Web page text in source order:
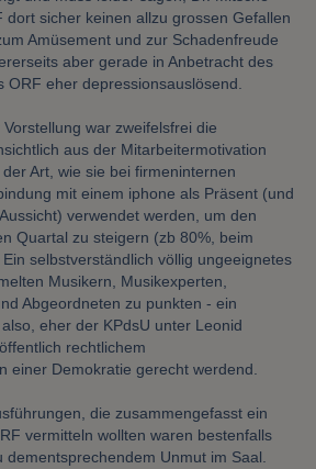
dort sicher keinen allzu grossen Gefallen
Amüsement und zur Schadenfreude
aber gerade in Anbetracht des
ORF eher depressionsauslösend.
war zweifelsfrei die
aus der Mitarbeitermotivation
Art, wie sie bei firmeninternen
mit einem iphone als Präsent (und
verwendet werden, um den
Quartal zu steigern (zb 80%, beim
selbstverständlich völlig ungeeignetes
Musikern, Musikexperten,
Abgeordneten zu punkten - ein
eher der KPdsU unter Leonid
rechtlichem
einer Demokratie gerecht werdend.
die zusammengefasst ein
vermitteln wollten waren bestenfalls
dementsprechendem Unmut im Saal.